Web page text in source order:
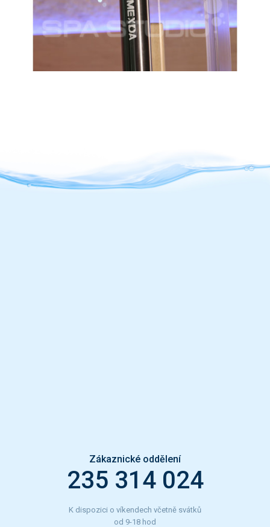
Zákaznické oddělení
235 314 024
K dispozici o víkendech včetně svátků
od 9-18 hod